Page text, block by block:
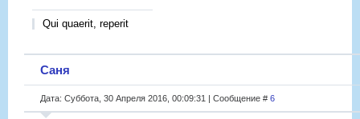
Qui quaerit, reperit
Саня
Дата: Суббота, 30 Апреля 2016, 00:09:31 | Сообщение # 6